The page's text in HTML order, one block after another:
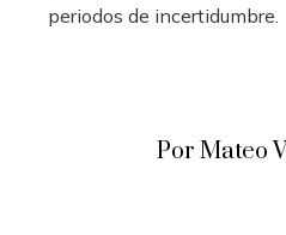
periodos de incertidumbre.
Por Mateo